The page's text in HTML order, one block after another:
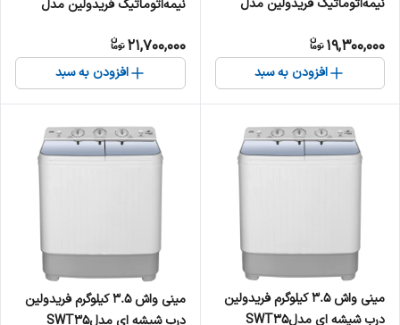
نیمه‌اتوماتیک فریدولین مدل
19,300,000
افزودن به سبد
نیمه‌اتوماتیک فریدولین مدل
21,700,000
افزودن به سبد
مینی‌ واش 3.5 کیلوگرم فریدولین
درب شیشه ای مدلSWT35
مینی‌ واش 3.5 کیلوگرم فریدولین
درب شیشه ای مدلSWT35